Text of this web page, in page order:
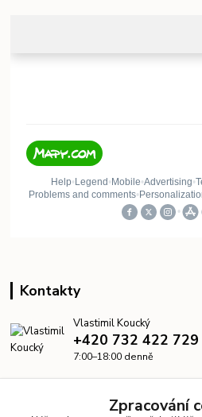
Kontakty
Vlastimil Koucký
+420 732 422 729
7:00–18:00 denně
Zpracování